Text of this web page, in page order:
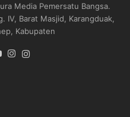
Media Pemersatu Bangsa.
IV, Barat Masjid, Karangduak,
Kabupaten
YouTubeInstagram